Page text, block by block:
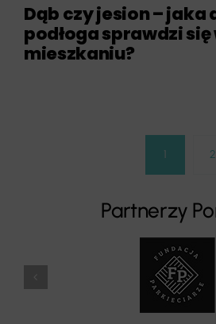
Dąb czy jesion – jaka
podłoga sprawdzi się
mieszkaniu?
1 2
Partnerzy